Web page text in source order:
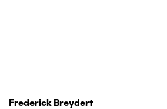
Frederick Breydert